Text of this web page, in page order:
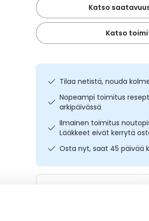
Katso
Katso
Tilaa netistä, nouda
Nopeampi toimitus
arkipäivässä
Ilmainen toimitus
Lääkkeet eivät kerrytä
Osta nyt, saat 45 päivää
Lääkkeillä ja reseptillä